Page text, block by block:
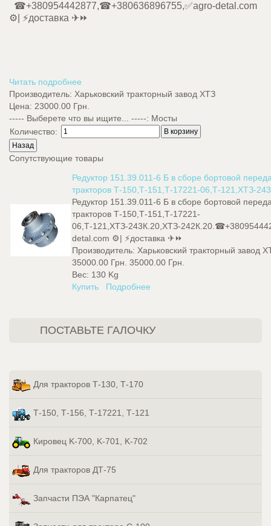
☎+380954442877,☎+380636896755,✅agro-detal.com
⚙️| ⚡доставка ✈⏩
Читать подробнее
Производитель: Харьковский тракторный завод ХТЗ
Цена: 23000.00 Грн.
----- Выберете что вы ищите... -----: Мосты
Количество:
Сопутствующие товары
Редуктор 151.39.011-6 Б в сборе бортовой
тракторов Т-150,Т-151,Т-17221-06,Т-121,ХТЗ-
Редуктор 151.39.011-6 Б в сборе бортовой
тракторов Т-150,Т-151,Т-17221-
06,Т-121,ХТЗ-243К.20,ХТЗ-
detal.com ⚙️| ⚡доставка ✈⏩
Производитель: Харьковский тракторный завод
35000.00 Грн. 35000.00 Грн.
Вес: 130 Kg
Купить
Подробнее
ПОСТАВЬТЕ ГАЛОЧКУ
Для тракторов Т-130, Т-170
Т-150, Т-156, Т-17221, Т-121
Кировец K-700, K-701, K-702
Для тракторов ДТ-75
Запчасти ПЭА "Карпатец"